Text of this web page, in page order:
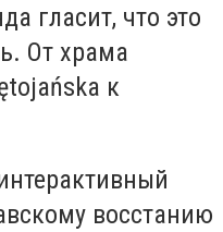
гласит, что это
От храма
к
восстанию